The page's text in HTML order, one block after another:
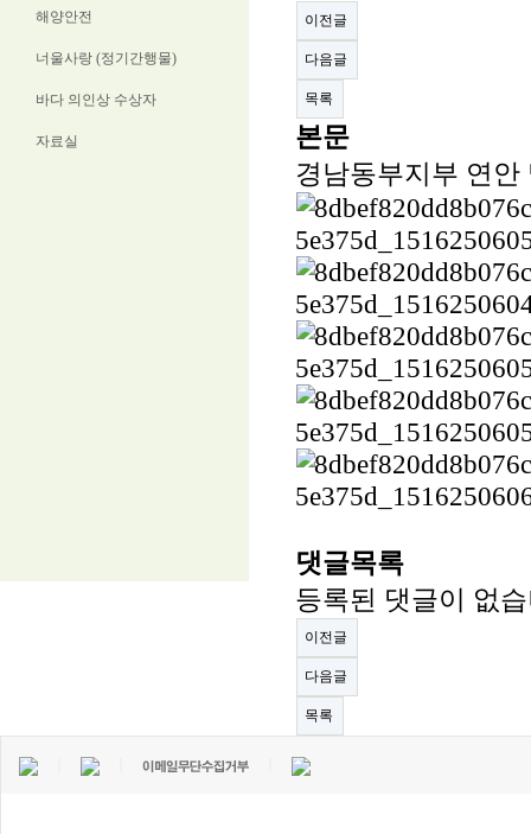
해양안전
너울사랑 (정기간행물)
바다 의인상 수상자
자료실
이전글
다음글
목록
본문
경남동부지부 연안
댓글목록
등록된 댓글이 없
이전글
다음글
목록